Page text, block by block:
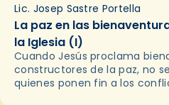
Lic. Josep Sastre Portella
La paz en las
la Iglesia (I)
Cuando Jesús proclama
constructores de la paz, no
quienes ponen fin a los